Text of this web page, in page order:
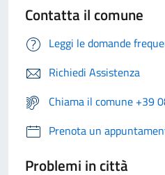
Contatta il comune
Leggi le domande
Richiedi Assistenza
Chiama il comune +39
Prenota un
Problemi in città